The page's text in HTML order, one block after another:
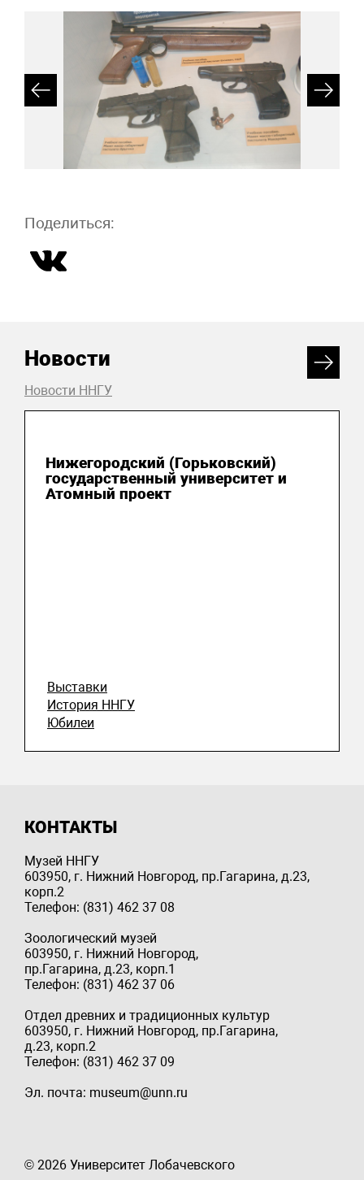
Поделиться:
Новости
Новости ННГУ
Нижегородский (Горьковский)
государственный университет и
Атомный проект
Выставки
История ННГУ
Юбилеи
КОНТАКТЫ
Музей ННГУ
603950, г. Нижний Новгород, пр.Гагарина, д.23,
корп.2
Телефон: (831) 462 37 08
Зоологический музей
603950, г. Нижний Новгород,
пр.Гагарина, д.23, корп.1
Телефон: (831) 462 37 06
Отдел древних и традиционных культур
603950, г. Нижний Новгород, пр.Гагарина,
д.23, корп.2
Телефон: (831) 462 37 09
Эл. почта: museum@unn.ru
© 2026 Университет Лобачевского